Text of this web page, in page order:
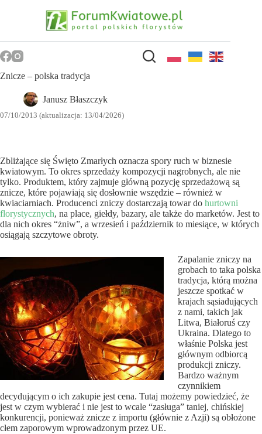
Znicze – polska tradycja
Janusz Błaszczyk
07/10/2013 (aktualizacja: 13/04/2026)
Zbliżające się Święto Zmarłych oznacza spory ruch w biznesie
kwiatowym. To okres sprzedaży kompozycji nagrobnych, ale nie
tylko. Produktem, który zajmuje główną pozycję sprzedażową są
znicze, które pojawiają się dosłownie wszędzie – również w
kwiaciarniach. Producenci zniczy dostarczają towar do hurtowni
florystycznych, na place, giełdy, bazary, ale także do marketów. Jest to
dla nich okres “żniw”, a wrzesień i październik to miesiące, w których
osiągają szczytowe obroty.
Zapalanie zniczy na
grobach to taka polska
tradycja, którą można
jeszcze spotkać w
krajach sąsiadujących
z nami, takich jak
Litwa, Białoruś czy
Ukraina. Dlatego to
właśnie Polska jest
głównym odbiorcą
produkcji zniczy.
Bardzo ważnym
czynnikiem
decydującym o ich zakupie jest cena. Tutaj możemy powiedzieć, że
jest w czym wybierać i nie jest to wcale “zasługa” taniej, chińskiej
konkurencji, ponieważ znicze z importu (głównie z Azji) są obłożone
cłem zaporowym wprowadzonym przez UE.